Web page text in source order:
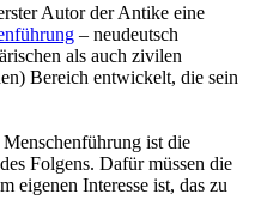
Autor der Antike eine
– neudeutsch
als auch zivilen
Bereich entwickelt, die sein
ist die
Folgens. Dafür müssen die
eigenen Interesse ist, das zu